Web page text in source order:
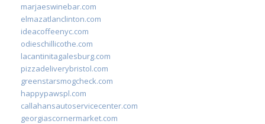
marjaeswinebar.com
elmazatlanclinton.com
ideacoffeenyc.com
odieschillicothe.com
lacantinitagalesburg.com
pizzadeliverybristol.com
greenstarsmogcheck.com
happypawspl.com
callahansautoservicecenter.com
georgiascornermarket.com